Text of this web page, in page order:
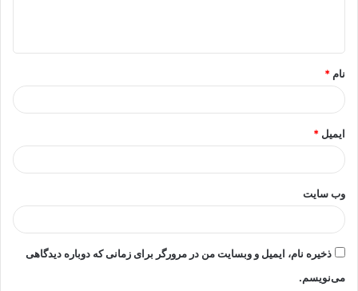
*
نام *
ایمیل *
وب‌ سایت
ذخیره نام، ایمیل و وبسایت من در مرورگر برای زمانی که دوباره دیدگاهی
می‌نویسم.